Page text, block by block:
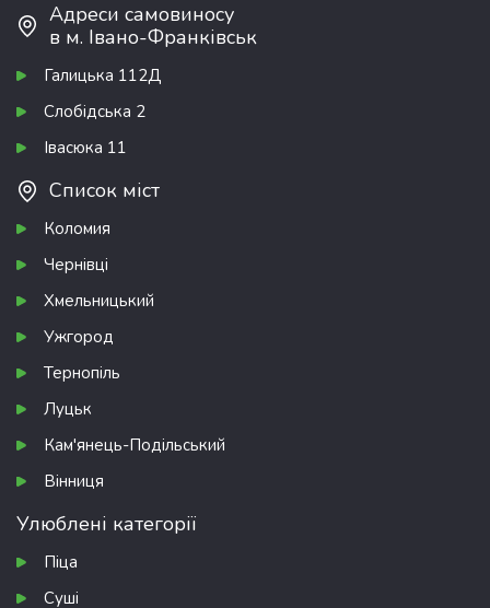
Адреси самовиносу
в м. Івано-Франківськ
Галицька 112Д
Слобідська 2
Івасюка 11
Список міст
Коломия
Чернівці
Хмельницький
Ужгород
Тернопіль
Луцьк
Кам'янець-Подільський
Вінниця
Улюблені категорії
Піца
Суші